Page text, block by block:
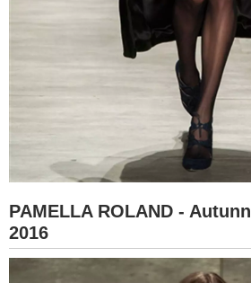
PAMELLA ROLAND -
2016